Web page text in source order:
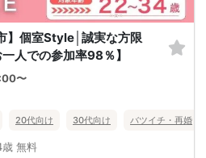
】個室Style│誠実な方限
人での参加率98％】
〜
20代向け 30代向け バツイチ・再婚
無料